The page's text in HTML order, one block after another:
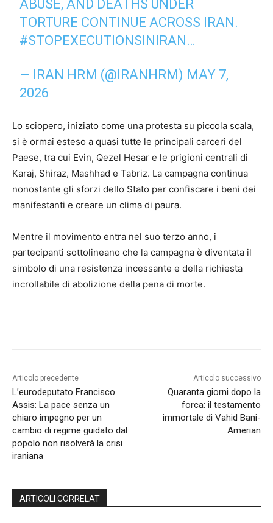
ABUSE, AND DEATHS UNDER
TORTURE CONTINUE ACROSS IRAN.
#STOPEXECUTIONSINIRAN …
— IRAN HRM (@IRANHRM) MAY 7,
2026
Lo sciopero, iniziato come una protesta su piccola scala,
si è ormai esteso a quasi tutte le principali carceri del
Paese, tra cui Evin, Qezel Hesar e le prigioni centrali di
Karaj, Shiraz, Mashhad e Tabriz. La campagna continua
nonostante gli sforzi dello Stato per confiscare i beni dei
manifestanti e creare un clima di paura.
Mentre il movimento entra nel suo terzo anno, i
partecipanti sottolineano che la campagna è diventata il
simbolo di una resistenza incessante e della richiesta
incrollabile di abolizione della pena di morte.
Articolo precedente
L’eurodeputato Francisco
Assis: La pace senza un
chiaro impegno per un
cambio di regime guidato dal
popolo non risolverà la crisi
iraniana
Articolo successivo
Quaranta giorni dopo la
forca: il testamento
immortale di Vahid Bani-
Amerian
ARTICOLI CORRELAT